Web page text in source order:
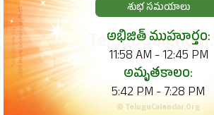
శుభ సమయాలు
అభిజిత్ ముహూర్తం:
11:58 AM - 12:45 PM
అమృతకాలం:
5:42 PM - 7:28 PM
© TeluguCalendar.Org